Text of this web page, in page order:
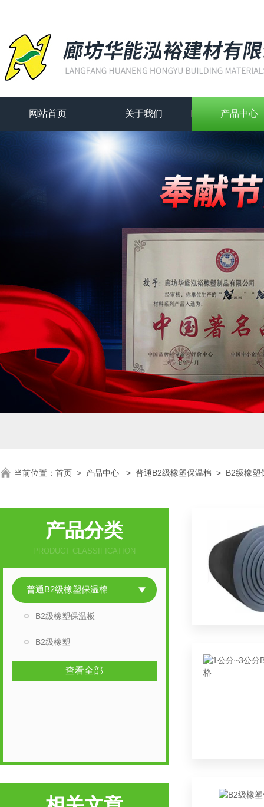
网站首页 关于我们 产品中心
当前位置： 首页 > 产品中心 > 普通B2级橡塑保温棉 > B2级橡塑
产品分类
PRODUCT CLASSIFICATION
普通B2级橡塑保温棉
B2级橡塑保温板
B2级橡塑
查看全部